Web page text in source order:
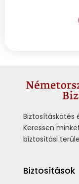
Biztosításkötés
Keressen
biztosítási
Biztosítások